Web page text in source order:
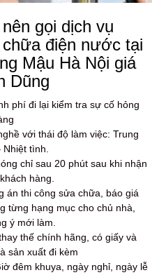
gọi dịch vụ
điện nước tại
Mậu Hà Nội giá
Dũng
phí đi lại kiểm tra sự cố hỏng
với thái độ làm việc: Trung
tình.
chỉ sau 20 phút sau khi nhận
hàng.
án thi công sửa chữa, báo giá
từng hạng mục cho chủ nhà,
ý mới làm.
thế chính hãng, có giấy và
sản xuất đi kèm
đêm khuya, ngày nghỉ, ngày lễ